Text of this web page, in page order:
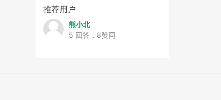
推荐用户
熊小北
5 回答，8赞同